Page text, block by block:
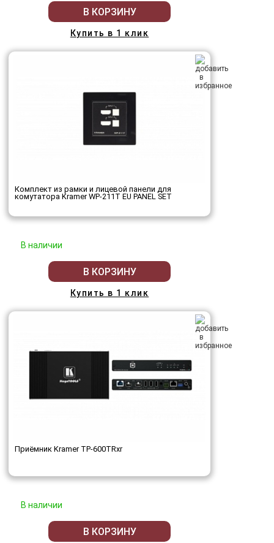
В КОРЗИНУ
Купить в 1 клик
Комплект из рамки и лицевой панели для
комутатора Kramer WP-211T EU PANEL SET
В наличии
В КОРЗИНУ
Купить в 1 клик
Приёмник Kramer TP-600TRxr
В наличии
В КОРЗИНУ